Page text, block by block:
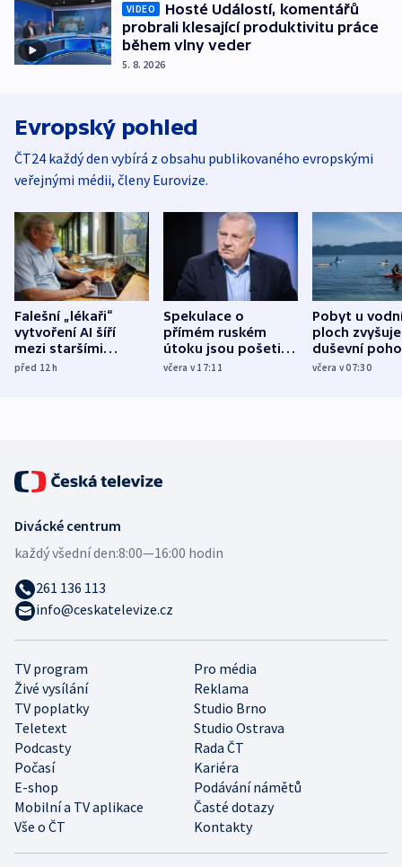
VIDEO
Hosté Událostí, komentářů
probrali klesající produktivitu práce
během vlny veder
5. 8. 2026
Evropský pohled
ČT24 každý den vybírá z obsahu publikovaného evropskými
veřejnými médii, členy Eurovize.
Falešní „lékaři“
vytvoření AI šíří
mezi staršími
Poláky nebezpečné
před 12h
Spekulace o
přímém ruském
útoku jsou pošetilé,
míní estonský
včera v 17:11
Pobyt u
ploch zvyšuje
duševní
ukázala
včera v 07:30
TV program
Pro média
Živé vysílání
Reklama
TV poplatky
Studio Brno
Teletext
Studio Ostrava
Podcasty
Rada ČT
Počasí
Kariéra
E-shop
Podávání námětů
Mobilní a TV aplikace
Časté dotazy
Vše o ČT
Kontakty
Divácké centrum
každý všední den:8:00—16:00 hodin
261 136 113
info@ceskatelevize.cz